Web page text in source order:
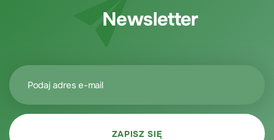
Newsletter